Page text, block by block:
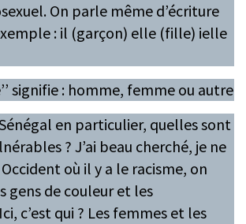
On parle même d’écriture
: il (garçon) elle (fille) ielle
signifie : homme, femme ou autre
en particulier, quelles sont
? J’ai beau cherché, je ne
où il y a le racisme, on
gens de couleur et les
c’est qui ? Les femmes et les